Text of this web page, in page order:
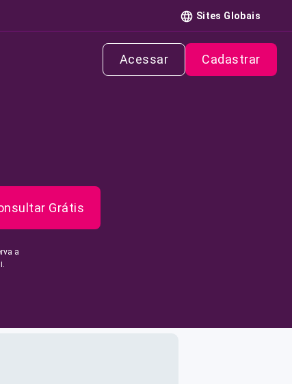
Sites Globais
Acessar Cadastrar
Grátis
a